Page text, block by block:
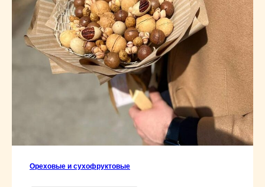
Ореховые и сухофруктовые